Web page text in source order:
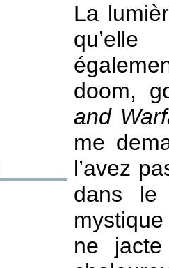
La
doom,
and
me
l’avez
dans
ne jacte